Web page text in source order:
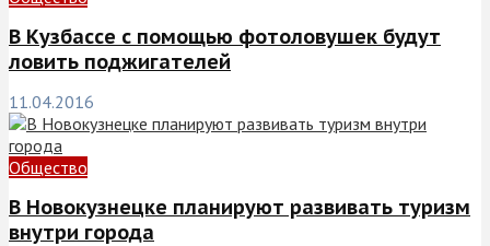
В Кузбассе с помощью фотоловушек будут
ловить поджигателей
11.04.2016
Общество
В Новокузнецке планируют развивать туризм
внутри города